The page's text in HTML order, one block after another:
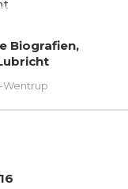
Biografien,
Wentrup